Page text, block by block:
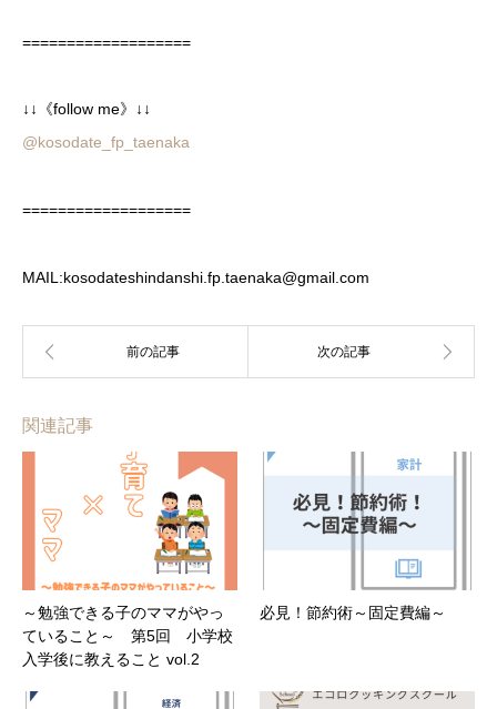
===================
↓↓《follow me》↓↓
@kosodate_fp_taenaka
===================
MAIL:kosodateshindanshi.fp.taenaka@gmail.com
関連記事
～勉強できる子のママがやっ
ていること～ 第5回 小学校
入学後に教えること vol.2
必見！節約術～固定費編～